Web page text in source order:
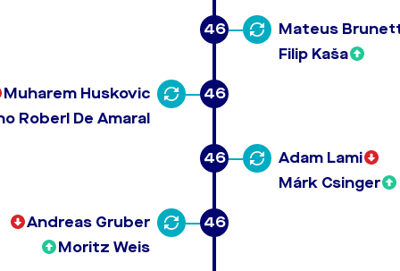
46
Mateus
Filip Kaša
46
Muharem Huskovic
Roberl De Amaral
46
Adam Lami
Márk Csinger
46
Andreas Gruber
Moritz Weis